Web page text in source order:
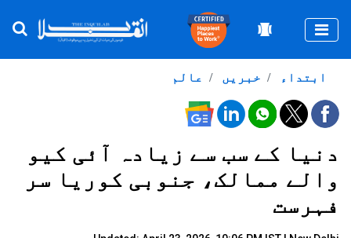
عالم خبریں ابتداء
دنیا کے سب سے زیادہ آئی کیو
والے ممالک، جنوبی کوریا سر
فہرست